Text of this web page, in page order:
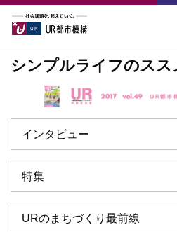
シンプルライフのスス
インタビュー
特集
URのまちづくり最前線